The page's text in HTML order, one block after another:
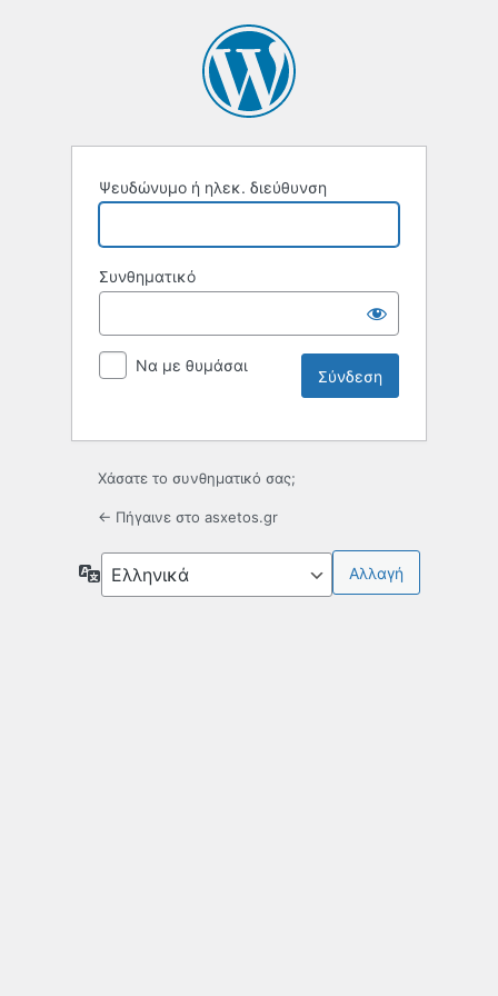
Ψευδώνυμο ή ηλεκ. διεύθυνση
Συνθηματικό
Να με θυμάσαι
Χάσατε το συνθηματικό σας;
← Πήγαινε στο asxetos.gr
Γλώσσα